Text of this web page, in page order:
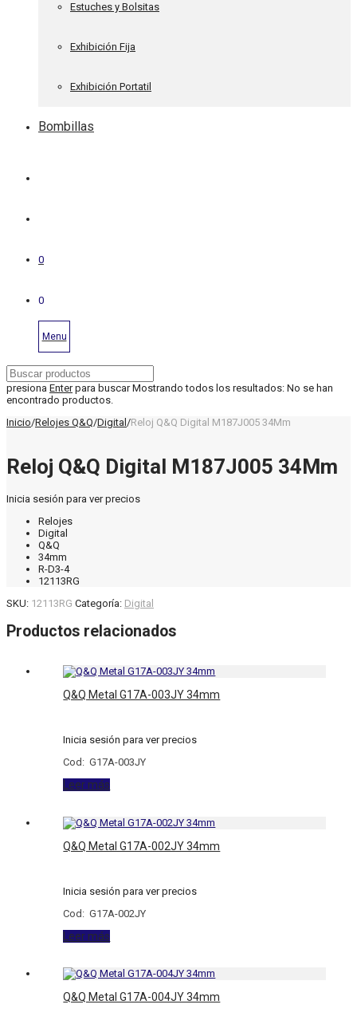
Estuches y Bolsitas
Exhibición Fija
Exhibición Portatil
Bombillas
0
0
Menu
presiona Enterpara buscar Mostrando todos los resultados: No se han
encontrado productos.
Inicio/Relojes Q&Q/Digital /Reloj Q&Q Digital M187J005 34Mm
Reloj Q&Q Digital M187J005 34Mm
Inicia sesión para ver precios
Relojes
Digital
Q&Q
34mm
R-D3-4
12113RG
SKU: 12113RG Categoría: Digital
Productos relacionados
Q&Q Metal G17A-003JY 34mm
Inicia sesión para ver precios
Cod: G17A-003JY
Leer más
Q&Q Metal G17A-002JY 34mm
Inicia sesión para ver precios
Cod: G17A-002JY
Leer más
Q&Q Metal G17A-004JY 34mm